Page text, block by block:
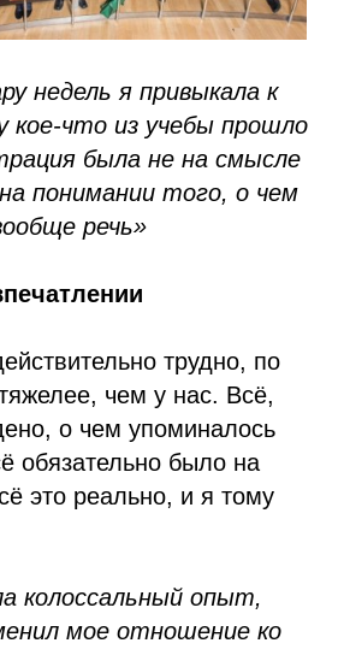
недель я привыкала к
кое-что из учебы прошло
была не на смысле
понимании того, о чем
речь»
трудно, по
чем у нас. Всё,
о чем упоминалось
обязательно было на
это реально, и я тому
колоссальный опыт,
мое отношение ко